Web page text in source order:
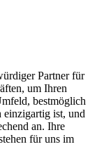
Partner für
um Ihren
bestmöglich
einzigartig ist, und
an. Ihre
für uns im